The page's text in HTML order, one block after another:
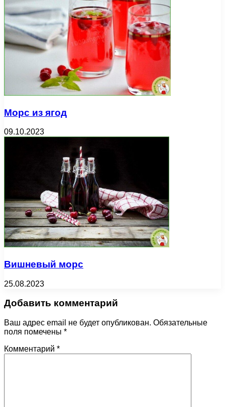
Морс из ягод
09.10.2023
Вишневый морс
25.08.2023
Добавить комментарий
Ваш адрес email не будет опубликован. Обязательные
поля помечены *
Комментарий *